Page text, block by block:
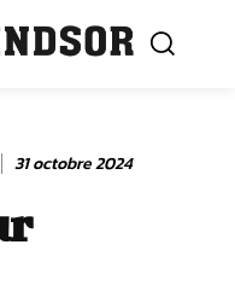
31 octobre 2024